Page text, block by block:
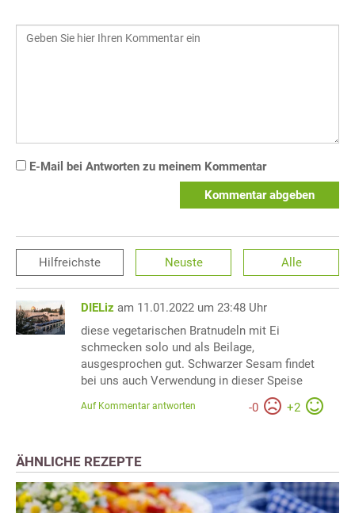
E-Mail bei Antworten zu meinem Kommentar
Kommentar abgeben
Hilfreichste Neuste Alle
DIELiz am 11.01.2022 um 23:48 Uhr
diese vegetarischen Bratnudeln mit Ei
schmecken solo und als Beilage,
ausgesprochen gut. Schwarzer Sesam findet
bei uns auch Verwendung in dieser Speise
-0 +2
Auf Kommentar antworten
ÄHNLICHE REZEPTE